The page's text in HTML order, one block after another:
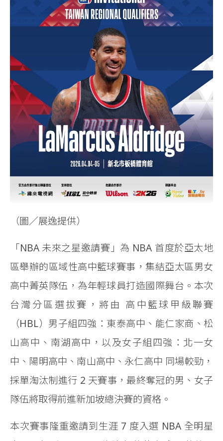
（圖／展逸提供）
「NBA 未來之星邀請賽」為 NBA 首度於亞太地
區舉辦的區域性高中籃球賽事，集結亞太區男女
高中菁英隊伍，為年輕球員打造國際舞台。本次
台灣分區選拔賽，將由 高中籃球甲級聯賽
（HBL）男子組四強：東泰高中、能仁家商、松
山高中、南湖高中，以及女子組四強：北一女
中、陽明高中、南山高中、永仁高中 同場較勁，
採單淘汰制進行 2 天賽事，最終奪冠的男、女子
隊伍將取得前進新加坡總決賽的資格。
本次賽事隆重邀請到生涯 7 度入選 NBA 全明星